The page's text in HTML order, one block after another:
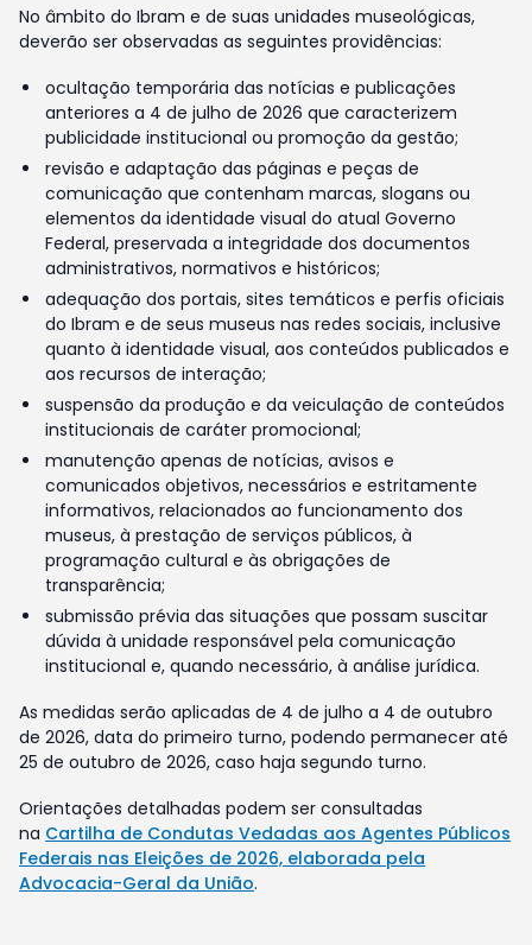
No âmbito do Ibram e de suas unidades museológicas,
deverão ser observadas as seguintes providências:
ocultação temporária das notícias e publicações
anteriores a 4 de julho de 2026 que caracterizem
publicidade institucional ou promoção da gestão;
revisão e adaptação das páginas e peças de
comunicação que contenham marcas, slogans ou
elementos da identidade visual do atual Governo
Federal, preservada a integridade dos documentos
administrativos, normativos e históricos;
adequação dos portais, sites temáticos e perfis oficiais
do Ibram e de seus museus nas redes sociais, inclusive
quanto à identidade visual, aos conteúdos publicados e
aos recursos de interação;
suspensão da produção e da veiculação de conteúdos
institucionais de caráter promocional;
manutenção apenas de notícias, avisos e
comunicados objetivos, necessários e estritamente
informativos, relacionados ao funcionamento dos
museus, à prestação de serviços públicos, à
programação cultural e às obrigações de
transparência;
submissão prévia das situações que possam suscitar
dúvida à unidade responsável pela comunicação
institucional e, quando necessário, à análise jurídica.
As medidas serão aplicadas de 4 de julho a 4 de outubro
de 2026, data do primeiro turno, podendo permanecer até
25 de outubro de 2026, caso haja segundo turno.
Orientações detalhadas podem ser consultadas
na Cartilha de Condutas Vedadas aos Agentes Públicos
Federais nas Eleições de 2026, elaborada pela
Advocacia-Geral da União.